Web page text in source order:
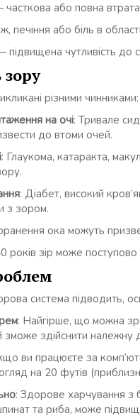
або повна втрата
печіння або біль в
підвищена чутливість до
різними чинниками:
на очі: Тривале
до втоми очей.
: Глаукома, катаракта,
: Діабет, високий
з зором.
ока можуть
років зір може поступово
система підводить,
: Найгірше, що можна
здійснити належну
ви працюєте за
на 20 футів
: Здорове харчування з
та риба, може